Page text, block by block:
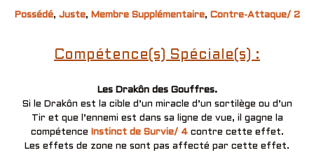
Possédé, Juste, Membre Supplémentaire, Contre-Attaque/ 2
Compétence(s) Spéciale(s) :
Les Drakôn des Gouffres.
Si le Drakôn est la cible d’un miracle d’un sortilège ou d’un
Tir et que l’ennemi est dans sa ligne de vue, il gagne la
compétence
Instinct de Survie/ 4contre cette effet.
Les effets de zone ne sont pas affecté par cette effet.